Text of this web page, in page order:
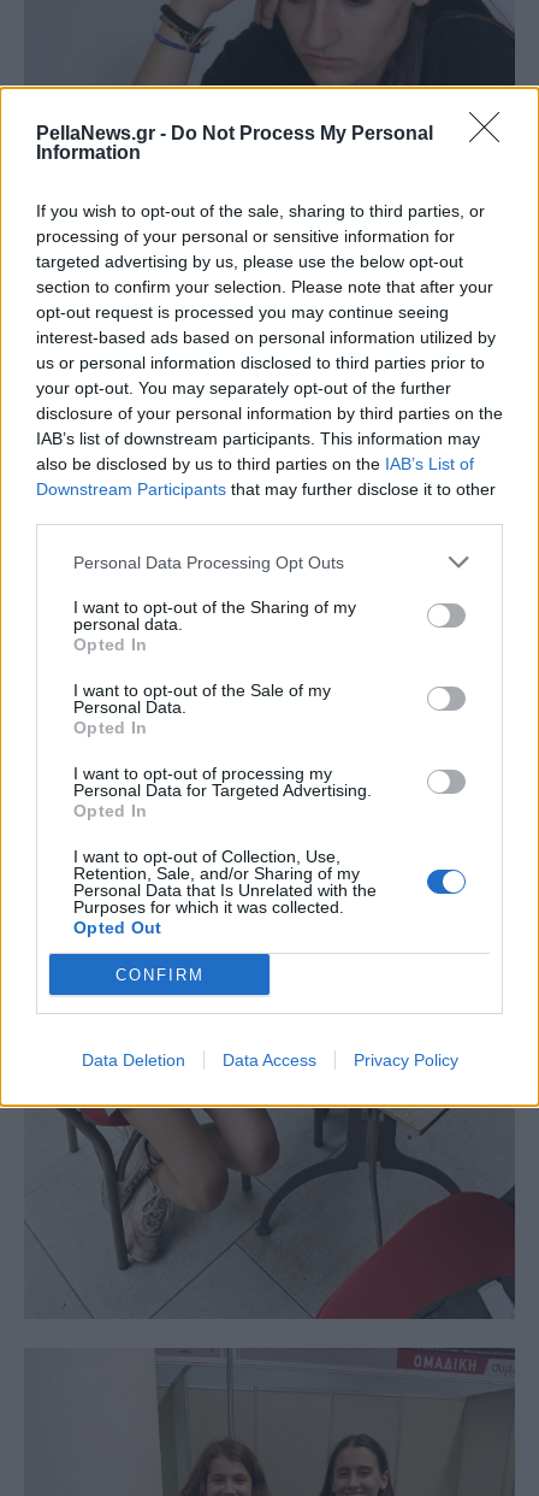
PellaNews.gr - Do Not Process My Personal
Information
If you wish to opt-out of the sale, sharing to third parties, or
processing of your personal or sensitive information for
targeted advertising by us, please use the below opt-out
section to confirm your selection. Please note that after your
opt-out request is processed you may continue seeing
interest-based ads based on personal information utilized by
us or personal information disclosed to third parties prior to
your opt-out. You may separately opt-out of the further
disclosure of your personal information by third parties on the
IAB’s list of downstream participants. This information may
also be disclosed by us to third parties on the IAB’s List of
Downstream Participants that may further disclose it to other
Personal Data Processing Opt Outs
I want to opt-out of the Sharing of my
personal data.
Opted In
I want to opt-out of the Sale of my
Personal Data.
Opted In
I want to opt-out of processing my
Personal Data for Targeted Advertising.
Opted In
I want to opt-out of Collection, Use,
Retention, Sale, and/or Sharing of my
Personal Data that Is Unrelated with the
Purposes for which it was collected.
Opted Out
CONFIRM
Data Deletion Data Access Privacy Policy